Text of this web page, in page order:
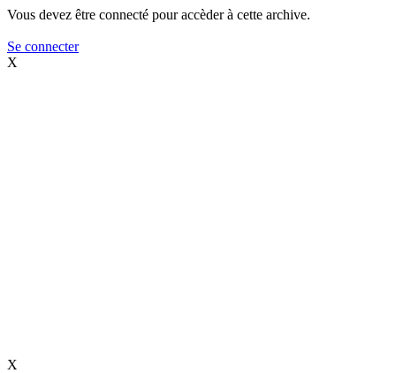
Vous devez être connecté pour accèder à cette archive.
Se connecter
X
X